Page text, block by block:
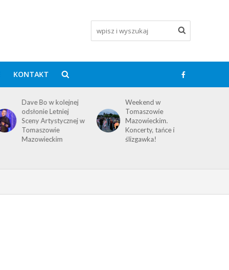
KONTAKT
Dave Bo w kolejnej
odsłonie Letniej
Sceny Artystycznej w
Tomaszowie
Mazowieckim
Weekend w
Tomaszowie
Mazowieckim.
Koncerty, tańce i
ślizgawka!